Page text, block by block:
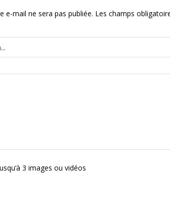
e-mail ne sera pas publiée. Les champs
3 images ou vidéos